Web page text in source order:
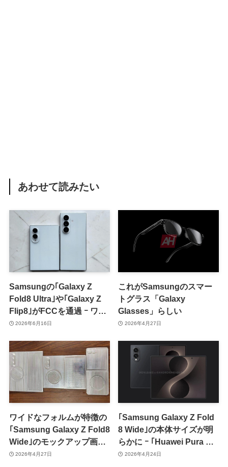
あわせて読みたい
Samsungの｢Galaxy Z
Fold8 Ultra｣や｢Galaxy Z
Flip8｣がFCCを通過 ｰ ワイ
ドモデルの｢Galaxy Z
証を取得
2026年6月16日
これがSamsungのスマー
トグラス「Galaxy
Glasses」らしい
2026年4月27日
ワイドなフォルムが特徴の
｢Samsung Galaxy Z Fold8
Wide｣のモックアップ画像
が登場
2026年4月27日
｢Samsung Galaxy Z Fold
8 Wide｣の本体サイズが明
らかに ｰ ｢Huawei Pura X
Max｣より薄いのが特徴
2026年4月24日